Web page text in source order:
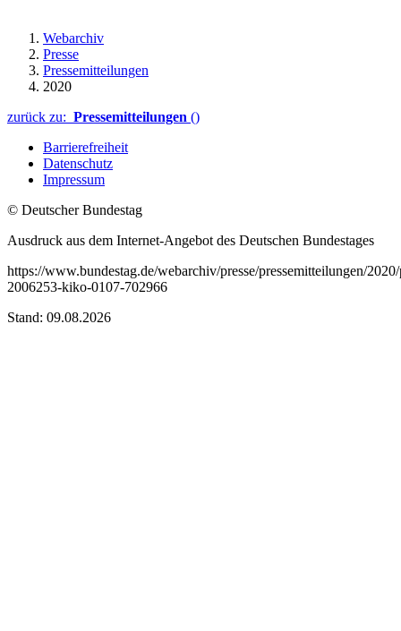
Webarchiv
Presse
Pressemitteilungen
2020
zurück zu: Pressemitteilungen ()
Barrierefreiheit
Datenschutz
Impressum
© Deutscher Bundestag
Ausdruck aus dem Internet-Angebot des Deutschen Bundestages
https://www.bundestag.de/webarchiv/presse/pressemitteilungen/
2006253-kiko-0107-702966
Stand: 09.08.2026